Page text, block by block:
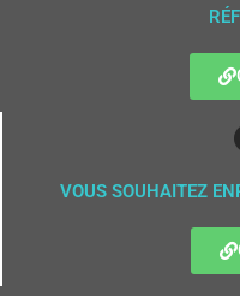
VOUS SOUHAITEZ